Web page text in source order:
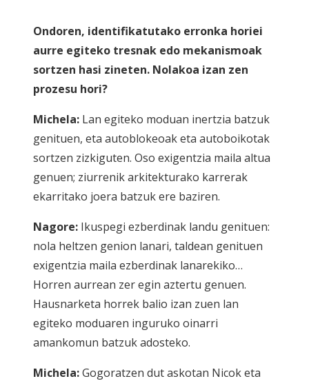
Ondoren, identifikatutako erronka horiei
aurre egiteko tresnak edo mekanismoak
sortzen hasi zineten. Nolakoa izan zen
prozesu hori?
Michela: Lan egiteko moduan inertzia batzuk
genituen, eta autoblokeoak eta autoboikotak
sortzen zizkiguten. Oso exigentzia maila altua
genuen; ziurrenik arkitekturako karrerak
ekarritako joera batzuk ere baziren.
Nagore: Ikuspegi ezberdinak landu genituen:
nola heltzen genion lanari, taldean genituen
exigentzia maila ezberdinak lanarekiko…
Horren aurrean zer egin aztertu genuen.
Hausnarketa horrek balio izan zuen lan
egiteko moduaren inguruko oinarri
amankomun batzuk adosteko.
Michela:Gogoratzen dut askotan Nicok eta